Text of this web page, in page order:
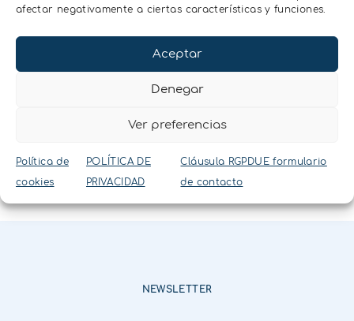
afectar negativamente a ciertas características y funciones.
Aceptar
Denegar
Ver preferencias
Política de
cookies
POLÍTICA DE
PRIVACIDAD
Cláusula RGPDUE formulario
de contacto
Contactar
NEWSLETTER